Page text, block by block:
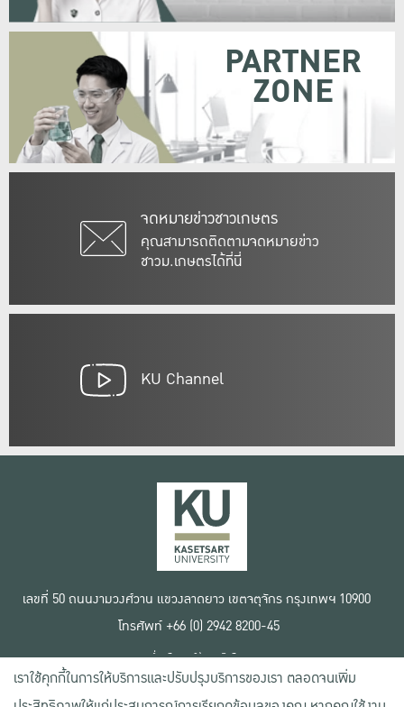
จดหมายข่าวชาวเกษตร
คุณสามารถติดตามจดหมายข่าว
ชาวม.เกษตรได้ที่นี่
PARTNER
ZONE
KU Channel
เลขที่ 50 ถนนงามวงศ์วาน แขวงลาดยาว เขตจตุจักร กรุงเทพฯ 10900
โทรศัพท์ +66 (0) 2942 8200-45
เงื่อนไขการใช้งานเว็บไซต์
ข้อตกลงด้านสิทธิ์ใช้งาน
นโยบายความเป็นส่วนตัว
เราใช้คุกกี้ในการให้บริการและปรับปรุงบริการของเรา ตลอดจนเพิ่ม